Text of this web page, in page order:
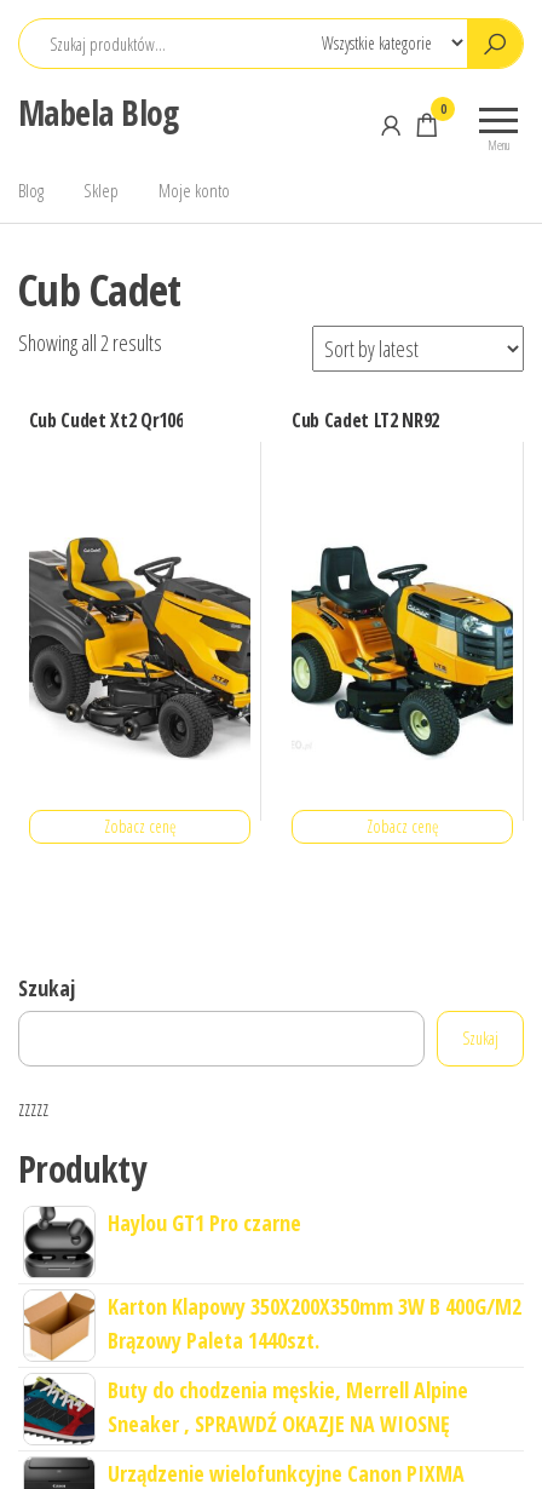
Przejdź
Mabela Blog
Menu
0
Blog Sklep Moje konto
Cub Cadet
Showing all 2 results
Cub Cudet Xt2 Qr106
Zobacz cenę
Cub Cadet LT2 NR92
Zobacz cenę
Szukaj
Szukaj
zzzzz
Produkty
Haylou GT1 Pro czarne
Karton Klapowy 350X200X350mm 3W B 400G/M2
Brązowy Paleta 1440szt.
Buty do chodzenia męskie, Merrell Alpine
Sneaker , SPRAWDŹ OKAZJE NA WIOSNĘ
Urządzenie wielofunkcyjne Canon PIXMA